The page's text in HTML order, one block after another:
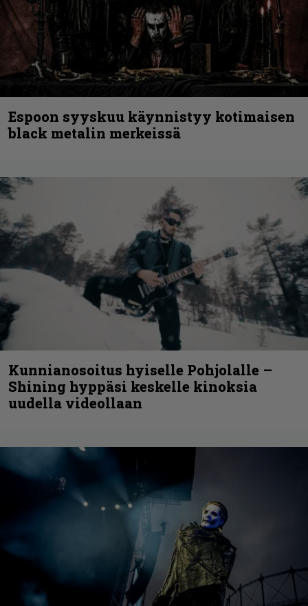
Espoon syyskuu käynnistyy kotimaisen
black metalin merkeissä
Kunnianosoitus hyiselle Pohjolalle –
Shining hyppäsi keskelle kinoksia
uudella videollaan